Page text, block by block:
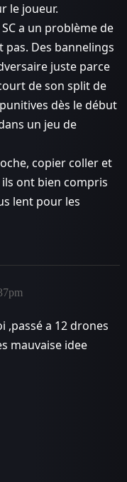
le joueur.
a un problème de
pas. Des bannelings
juste parce
de son split de
dès le début
un jeu de
copier coller et
ont bien compris
lent pour les
,passé a 12 drones
mauvaise idee